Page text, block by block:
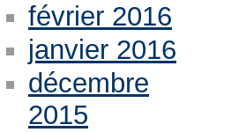
février 2016
janvier 2016
décembre
2015